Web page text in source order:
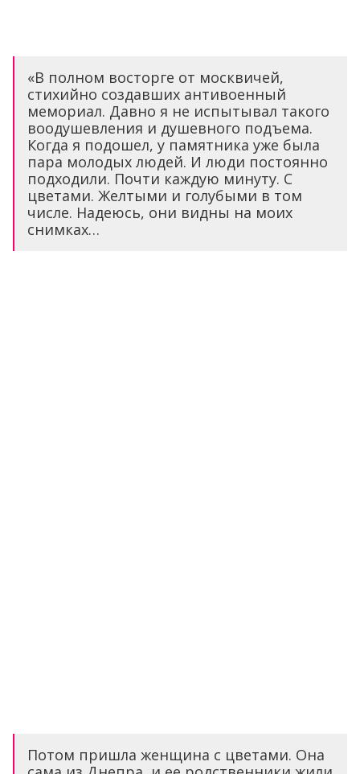
«В полном восторге от москвичей,
стихийно создавших антивоенный
мемориал. Давно я не испытывал такого
воодушевления и душевного подъема.
Когда я подошел, у памятника уже была
пара молодых людей. И люди постоянно
подходили. Почти каждую минуту. С
цветами. Желтыми и голубыми в том
числе. Надеюсь, они видны на моих
снимках…
Потом пришла женщина с цветами. Она